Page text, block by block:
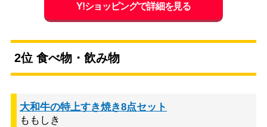
Y!ショッピングで詳細を見る
2位 食べ物・飲み物
大和牛の特上すき焼き8点セット
ももしき